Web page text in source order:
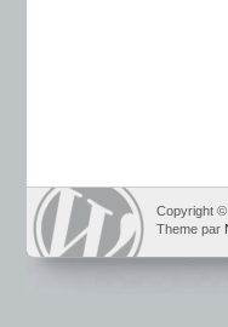
Copyright
Theme par